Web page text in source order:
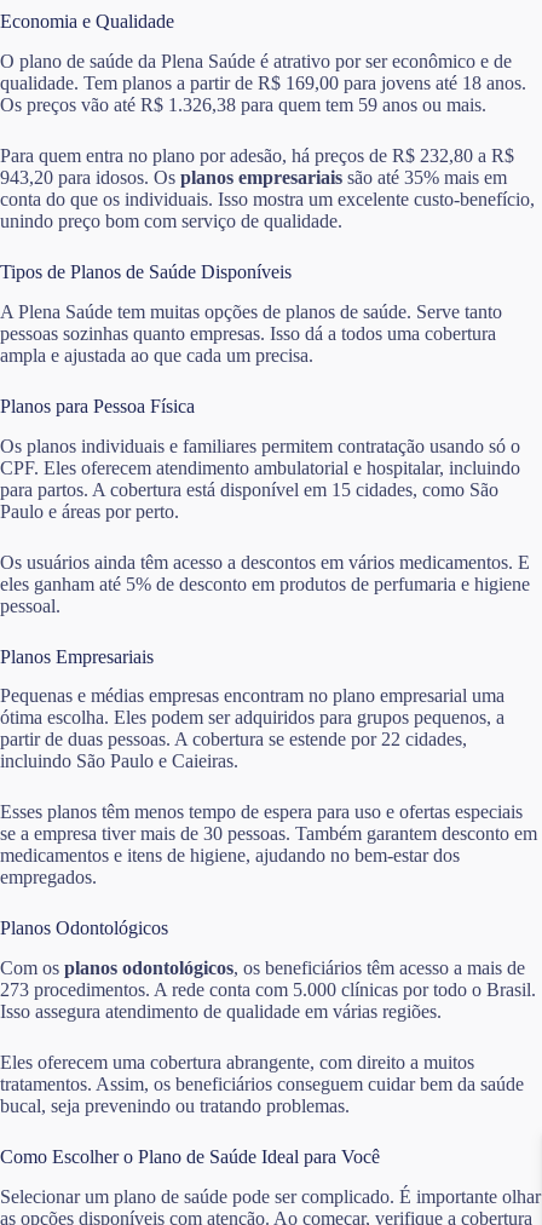
Economia e Qualidade
O plano de saúde da Plena Saúde é atrativo por ser econômico e de
qualidade. Tem planos a partir de R$ 169,00 para jovens até 18 anos.
Os preços vão até R$ 1.326,38 para quem tem 59 anos ou mais.
Para quem entra no plano por adesão, há preços de R$ 232,80 a R$
943,20 para idosos. Os planos empresariais são até 35% mais em
conta do que os individuais. Isso mostra um excelente custo-benefício,
unindo preço bom com serviço de qualidade.
Tipos de Planos de Saúde Disponíveis
A Plena Saúde tem muitas opções de planos de saúde. Serve tanto
pessoas sozinhas quanto empresas. Isso dá a todos uma cobertura
ampla e ajustada ao que cada um precisa.
Planos para Pessoa Física
Os planos individuais e familiares permitem contratação usando só o
CPF. Eles oferecem atendimento ambulatorial e hospitalar, incluindo
para partos. A cobertura está disponível em 15 cidades, como São
Paulo e áreas por perto.
Os usuários ainda têm acesso a descontos em vários medicamentos. E
eles ganham até 5% de desconto em produtos de perfumaria e higiene
pessoal.
Planos Empresariais
Pequenas e médias empresas encontram no plano empresarial uma
ótima escolha. Eles podem ser adquiridos para grupos pequenos, a
partir de duas pessoas. A cobertura se estende por 22 cidades,
incluindo São Paulo e Caieiras.
Esses planos têm menos tempo de espera para uso e ofertas especiais
se a empresa tiver mais de 30 pessoas. Também garantem desconto em
medicamentos e itens de higiene, ajudando no bem-estar dos
empregados.
Planos Odontológicos
Com os planos odontológicos, os beneficiários têm acesso a mais de
273 procedimentos. A rede conta com 5.000 clínicas por todo o Brasil.
Isso assegura atendimento de qualidade em várias regiões.
Eles oferecem uma cobertura abrangente, com direito a muitos
tratamentos. Assim, os beneficiários conseguem cuidar bem da saúde
bucal, seja prevenindo ou tratando problemas.
Como Escolher o Plano de Saúde Ideal para Você
Selecionar um plano de saúde pode ser complicado. É importante olhar
as opções disponíveis com atenção. Ao começar, verifique a cobertura